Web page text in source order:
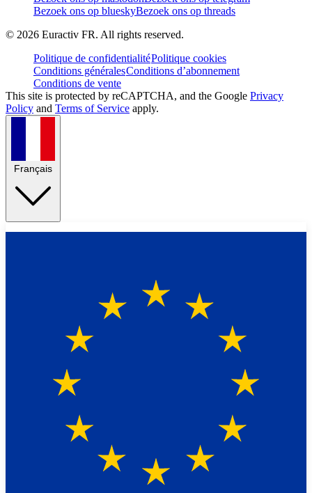
Bezoek ons op blueskyBezoek ons op threads
© 2026 Euractiv FR. All rights reserved.
Politique de confidentialitéPolitique cookies
Conditions généralesConditions d’abonnement
Conditions de vente
This site is protected by reCAPTCHA, and the Google Privacy
Policy and Terms of Service apply.
Français